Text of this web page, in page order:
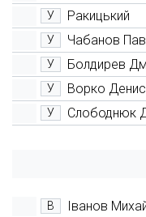
У Ракицький
У Чабанов
У Болдирев
У Ворко Денис
У Слободнюк
В Іванов